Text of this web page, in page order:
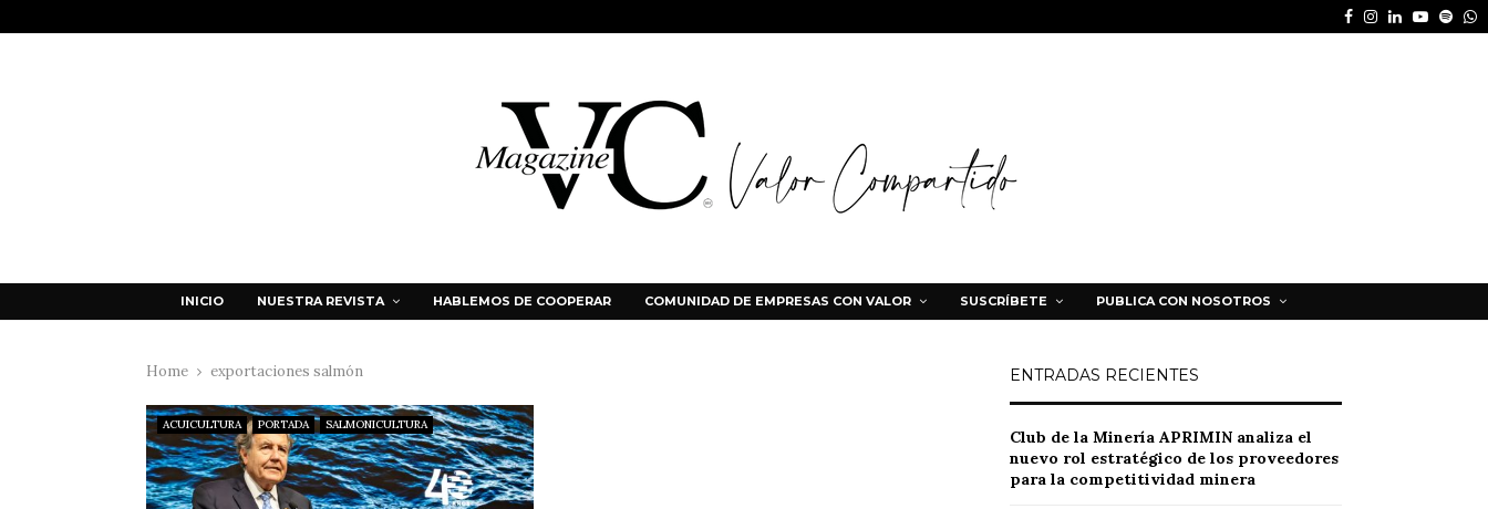
Facebook
Instagram
LinkedinYoutube
INICIO NUESTRA REVISTA HABLEMOS DE COOPERAR COMUNIDAD DE EMPRESAS CON VALOR SUSCRÍBETE PUBLICA CON NOSOTROS
Home exportaciones salmón
ACUICULTURA PORTADA SALMONICULTURA
ENTRADAS RECIENTES
Club de la Minería APRIMIN analiza el
nuevo rol estratégico de los proveedores
para la competitividad minera